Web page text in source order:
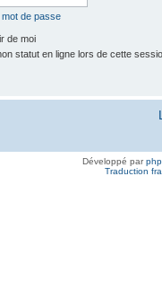
mot de passe
de moi
statut en ligne lors de cette
Développé par
Traduction